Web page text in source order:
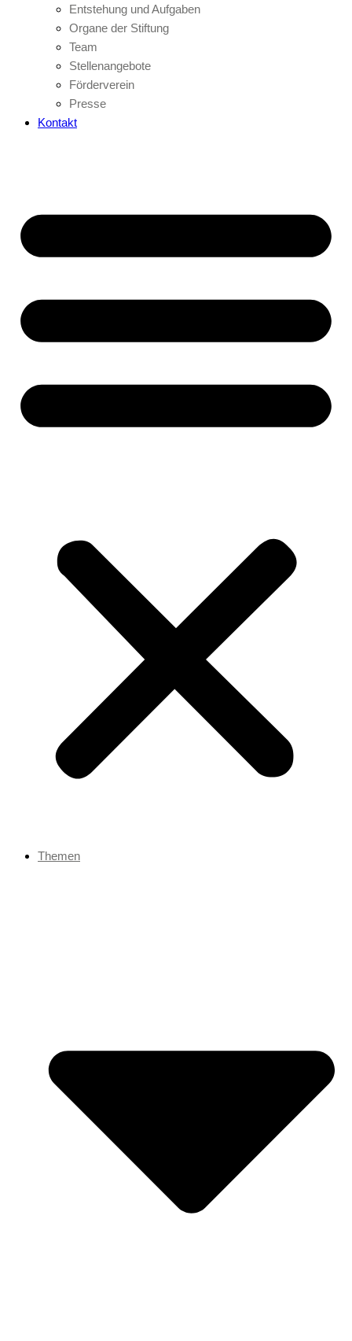
Entstehung und Aufgaben
Organe der Stiftung
Team
Stellenangebote
Förderverein
Presse
Kontakt
Themen